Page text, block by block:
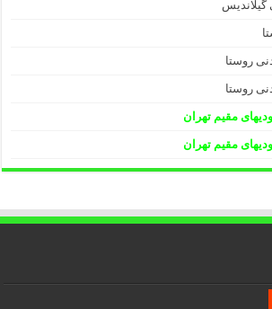
گیلاندیس
روستا
روستا
مقیم تهران
مقیم تهران